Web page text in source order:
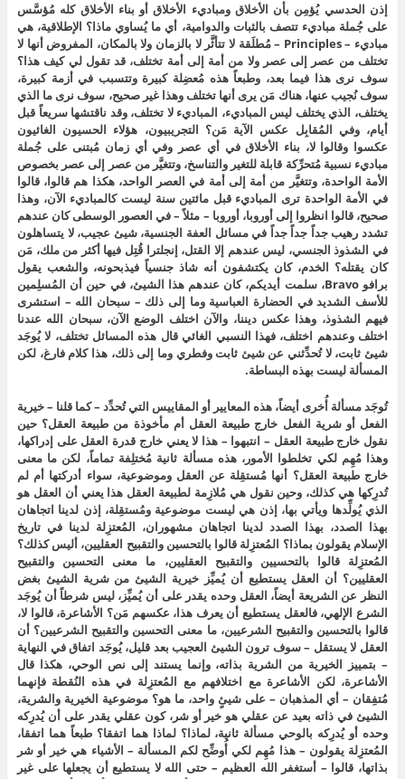
إذن الحدسي يُؤمِن بأن الأخلاق ومباديء الأخلاق أو بناء الأخلاق كله مُؤسَّس
على جُملة مباديء تتصف بالثبات والدوامية، أي ما يُساوي ماذا؟ الإطلاقية، هي
مباديء – Principles – مُطلَقة لا تتأثَّر لا بالزمان ولا بالمكان، المفروض أنها لا
تختلف من عصر إلى عصر ولا من أمة إلى أمة تختلف، قد تقول لي كيف هذا؟
سوف نرى هذا فيما بعد، وطبعاً هذه مُعضِلة كبيرة وتتسبب في أزمة كبيرة،
سوف نُجيب عنها، هناك مَن يرى أنها تختلف وهذا غير صحيح، سوف نرى ما الذي
يختلف، الذي يختلف ليس المباديء، المباديء لا تختلف، وقد ناقتشها سريعاً قبل
أيام، وفي المُقابِل عكس الآية مَن؟ التجريبيون، هؤلاء الحسيون الغائيون
عكسوا وقالوا لا، بناء الأخلاق في أي عصر وفي أي زمان مُبتنى على جُملة
مباديء نسبية مُتحرِّكة قابلة للتغير والتناسخ، وتتغيَّر من عصر إلى عصر بخصوص
الأمة الواحدة، وتتغيَّر من أمة إلى أمة في العصر الواحد، هكذا هم قالوا، قالوا
في الأمة الواحدة ترى المباديء قبل مائتين سنة ليست كالمباديء الآن، وهذا
صحيح، قالوا انظروا إلى أوروبا، أوروبا – مثلاً – في العصور الوسطى كان عندهم
تشدد رهيب جداً جداً جداً في مسائل العفة الجنسية، شيئ عجيب، لا يتساهلون
في الشذوذ الجنسي، ليس عندهم إلا القتل، إنجلترا قُتِل فيها أكثر من ملك، مَن
كان يقتله؟ الخدم، كان يكتشفون أنه شاذ جنسياً فيذبحونه، والشعب يقول
برافو Bravo، سلمت أيديكم، كان عندهم هذا الشيئ، في حين أن المُسلِمين
للأسف الشديد في الحضارة العباسية وما إلى ذلك – سبحان الله – استشرى
فيهم الشذوذ، وهذا عكس ديننا، والآن اختلف الوضع الآن، سبحان الله عندنا
اختلف وعندهم اختلف، فهذا النسبي الغائي قال هذه المسائل تختلف، لا يُوجَد
شيئ ثابت، لا تُحدِّثني عن شيئ ثابت وفطري وما إلى ذلك، هذا كلام فارغ، لكن
المسألة ليست بهذه البساطة.
تُوجَد مسألة أُخرى أيضاً، هذه المعايير أو المقاييس التي تُحدِّد – كما قلنا – خيرية
الفعل أو شرية الفعل خارج طبيعة العقل أم مأخوذة من طبيعة العقل؟ حين
نقول خارج طبيعة العقل – انتبهوا – هذا لا يعني خارج قدرة العقل على إدراكها،
وهذا مُهِم لكي تخلطوا الأمور، هذه مسألة ثانية مُختلِفة تماماً، لكن ما معنى
خارج طبيعة العقل؟ أنها مُستقِلة عن العقل وموضوعية، سواء أدركتها أم لم
تُدرِكها هي كذلك، وحين نقول هي مُلازِمة لطبيعة العقل هذا يعني أن العقل هو
الذي يُولِّدها ويأتي بها، إذن هي ليست موضوعية ومُستقِلة، إذن لدينا اتجاهان
بهذا الصدد، بهذا الصدد لدينا اتجاهان مشهوران، المُعتزِلة لدينا في تاريخ
الإسلام يقولون بماذا؟ المُعتزِلة قالوا بالتحسين والتقبيح العقليين، أليس كذلك؟
المُعتزِلة قالوا بالتحسيين والتقبيح العقليين، ما معنى التحسين والتقبيح
العقليين؟ أن العقل يستطيع أن يُميِّز خيرية الشيئ من شرية الشيئ بغض
النظر عن الشريعة أيضاً، العقل وحده يقدر على أن يُميِّز، ليس شرطاً أن يُوجَد
الشرع الإلهي، فالعقل يستطيع أن يعرف هذا، عكسهم مَن؟ الأشاعرة، قالوا لا،
قالوا بالتحسين والتقبيح الشرعيين، ما معنى التحسين والتقبيح الشرعيين؟ أن
العقل لا يستقل – سوف ترون الشيئ العجيب بعد قليل، يُوجَد اتفاق في النهاية
– بتمييز الخيرية من الشرية بذاته، وإنما يستند إلى نص الوحي، هكذا قال
الأشاعرة، لكن الأشاعرة مع اختلافهم مع المُعتزِلة في هذه النُقطة فإنهما
مُتفِقان – أي المذهبان – على شيئٍ واحد، ما هو؟ موضوعية الخيرية والشرية،
الشيئ في ذاته بعيد عن عقلي هو خير أو شر، كون عقلي يقدر على أن يُدرِكه
وحده أو يُدرِكه بالوحي مسألة ثانية، لماذا؟ لماذا هما اتفقا؟ طبعاً هما اتفقا،
المُعتزِلة يقولون – هذا مُهِم لكي أُوضِّح لكم المسألة – الأشياء هي خير أو شر
بذاتها، قالوا – أستغفر الله العظيم – حتى الله لا يستطيع أن يجعلها على غير